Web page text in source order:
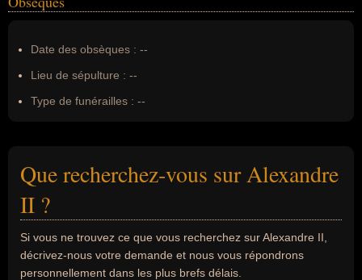
Date des obsèques : --
Lieu de sépulture : --
Type de funérailles : --
Que recherchez-vous sur Alexandre
II ?
Si vous ne trouvez ce que vous recherchez sur Alexandre II,
décrivez-nous votre demande et nous vous répondrons
personnellement dans les plus brefs délais.